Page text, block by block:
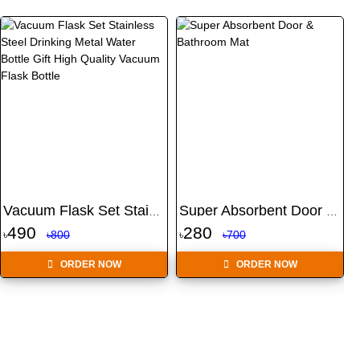
৳490 ৳800
ORDER NOW
৳280 ৳700
ORDER NOW